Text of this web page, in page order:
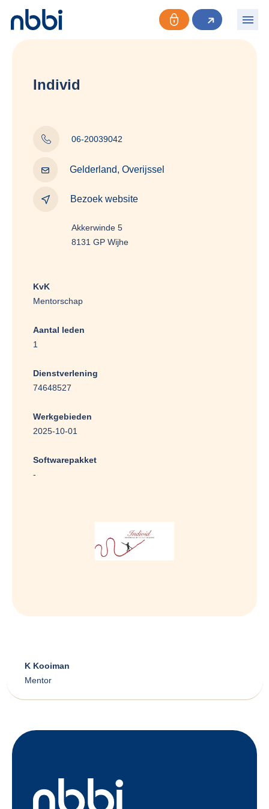
Individ
06-20039042
Gelderland, Overijssel
Bezoek website
Akkerwinde 5
8131 GP Wijhe
KvK
Mentorschap
Aantal leden
1
Dienstverlening
74648527
Werkgebieden
2025-10-01
Softwarepakket
-
K Kooiman
Mentor